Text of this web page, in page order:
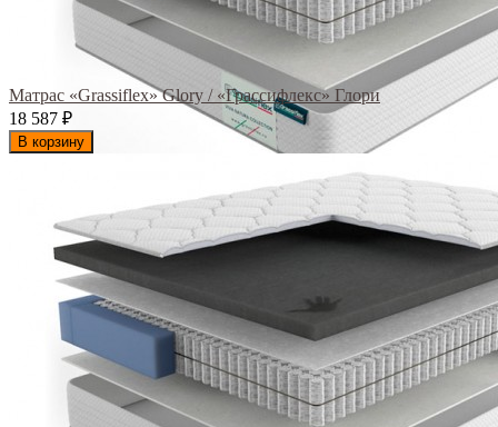
Матрас «Grassiflex» Glory / «Грассифлекс» Глори
18 587 ₽
В корзину